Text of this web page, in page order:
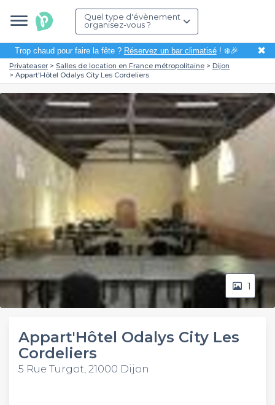
Quel type d'évènement
organisez-vous ?
Trop chaud pour faire la fête ? Réservez un bar climatisé! ❄️🎉 ✖
Privateaser Salles de location en France métropolitaine
Dijon
Appart'Hôtel Odalys City Les Cordeliers
1
Appart'Hôtel Odalys City Les
Cordeliers
5 Rue Turgot, 21000 Dijon